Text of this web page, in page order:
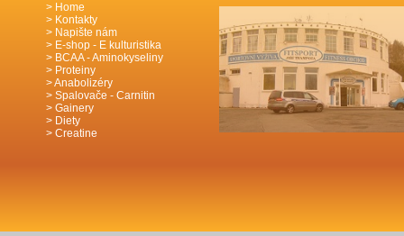
Home
Kontakty
Napište nám
E-shop - E kulturistika
BCAA - Aminokyseliny
Proteiny
Anabolizéry
Spalovače - Carnitin
Gainery
Diety
Creatine